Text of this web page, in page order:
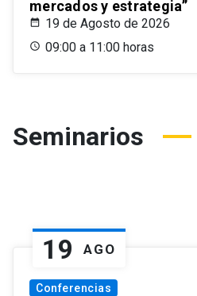
mercados y estrategia”
19 de Agosto de 2026
09:00 a 11:00 horas
Seminarios
19 AGO
Conferencias